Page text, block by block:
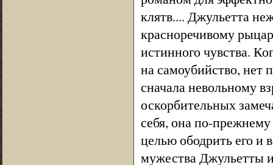
клятв.... Джульетта
красноречивому
истинного чувства.
на самоубийство, нет
сначала невольному
оскорбительных
себя, она по-
целью ободрить его и
мужества Джульетты